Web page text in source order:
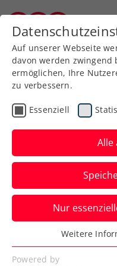
Zurück zur
Turniere
Thiem:
beste
letztes
14 Jahre nach
ATP-Turnier in
Bank Open 2024
Verfasst von:
Auf unserer Webseite
davon werden zwingend
ermöglichen, Ihre
zu verbessern.
Essenziell
Alle
Nur
Essenziell
Essenzielle Cookies
Weitere
Powered by